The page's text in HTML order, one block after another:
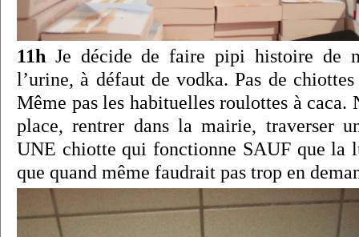
11h Je décide de faire pipi histoire de
l’urine, à défaut de vodka. Pas de
Même pas les habituelles roulottes à
place, rentrer dans la mairie, traverser
UNE chiotte qui fonctionne SAUF que la
que quand même faudrait pas trop en